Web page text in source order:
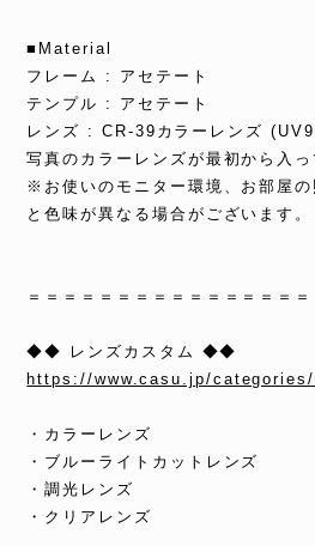
■Material
フレーム : アセテート
テンプル : アセテート
レンズ : CR-39カラーレンズ
写真のカラーレンズが最初から入っ
※お使いのモニター環境、お部屋
と色味が異なる場合がございます。
＝＝＝＝＝＝＝＝＝＝＝＝＝＝＝＝
◆◆ レンズカスタム ◆◆
https://www.casu.jp/categories/
・カラーレンズ
・ブルーライトカットレンズ
・調光レンズ
・クリアレンズ